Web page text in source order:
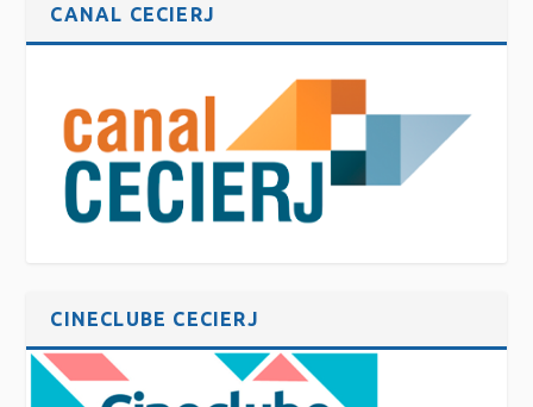
CANAL CECIERJ
CINECLUBE CECIERJ